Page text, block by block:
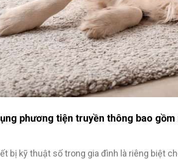
phương tiện truyền thông bao gồm
bị kỹ thuật số trong gia đình là riêng biệt